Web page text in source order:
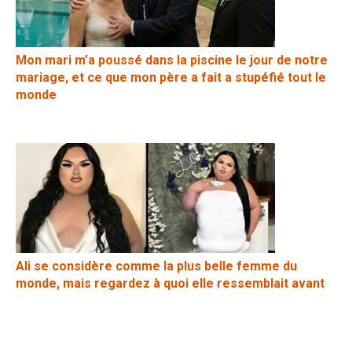
Mon mari m’a poussé dans la piscine le jour de notre
mariage, et ce que mon père a fait a stupéfié tout le
monde
Ali se considère comme la plus belle femme du
monde, mais regardez à quoi elle ressemblait avant